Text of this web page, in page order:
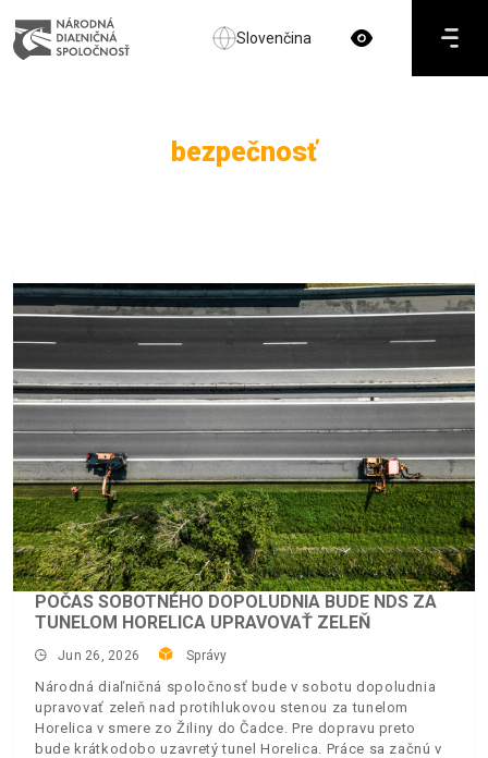
Slovenčina
bezpečnosť
POČAS SOBOTNÉHO DOPOLUDNIA BUDE NDS ZA
TUNELOM HORELICA UPRAVOVAŤ ZELEŇ
Jun 26, 2026 Správy
Národná diaľničná spoločnosť bude v sobotu dopoludnia
upravovať zeleň nad protihlukovou stenou za tunelom
Horelica v smere zo Žiliny do Čadce. Pre dopravu preto
bude krátkodobo uzavretý tunel Horelica. Práce sa začnú v